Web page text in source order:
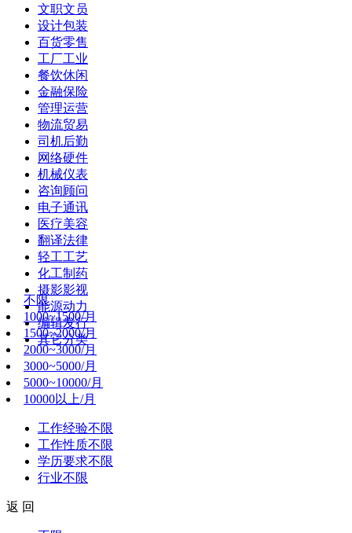
文职文员
设计包装
百货零售
工厂工业
餐饮休闲
金融保险
管理运营
物流贸易
司机后勤
网络硬件
机械仪表
咨询顾问
电子通讯
医疗美容
翻译法律
轻工工艺
化工制药
摄影影视
能源动力
编辑发行
其它分类
不限
1000~1500/月
1500~2000/月
2000~3000/月
3000~5000/月
5000~10000/月
10000以上/月
工作经验不限
工作性质不限
学历要求不限
行业不限
返 回